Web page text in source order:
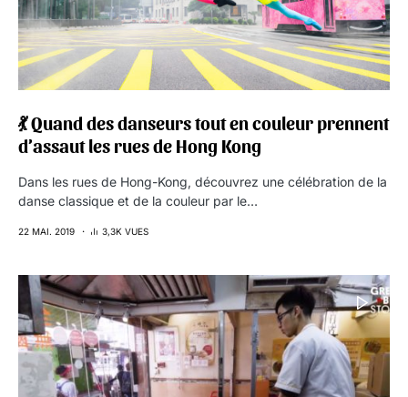
💃 Quand des danseurs tout en couleur prennent
d’assaut les rues de Hong Kong
Dans les rues de Hong-Kong, découvrez une célébration de la
danse classique et de la couleur par le…
22 MAI. 2019 3,3K VUES